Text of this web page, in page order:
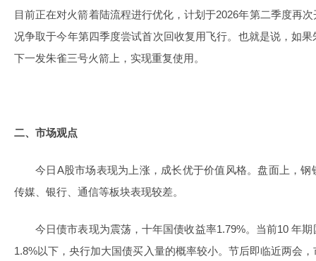
目前正在对火箭着陆流程进行优化，计划于2026年第二季度再
况争取于今年第四季度尝试首次回收复用飞行。也就是说，如
下一发朱雀三号火箭上，实现重复使用。
二、市场观点
今日A股市场表现为上涨，成长优于价值风格。盘面上，
传媒、银行、通信等板块表现较差。
今日债市表现为震荡，十年国债收益率1.79%。当前10 年
1.8%以下，央行加大国债买入量的概率较小。节后即临近两会